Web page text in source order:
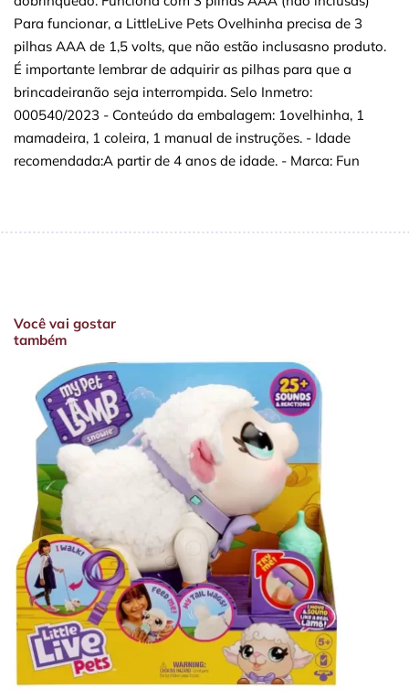
Para funcionar, a LittleLive Pets Ovelhinha precisa de 3
pilhas AAA de 1,5 volts, que não estão inclusasno produto.
É importante lembrar de adquirir as pilhas para que a
brincadeiranão seja interrompida. Selo Inmetro:
000540/2023 - Conteúdo da embalagem: 1ovelhinha, 1
mamadeira, 1 coleira, 1 manual de instruções. - Idade
recomendada:A partir de 4 anos de idade. - Marca: Fun
Você vai gostar
também